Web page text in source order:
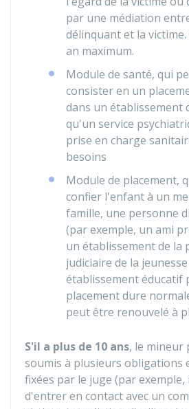
par une médiation
délinquant et la victime.
an maximum.
Module de santé, qui
consister en un
dans un établissement
qu'un service
prise en charge
besoins
Module de placement,
confier l'enfant à un
famille, une personne
(par exemple, un ami
un établissement de la
judiciaire de la
établissement éducatif
placement dure
peut être renouvelé à
S'il a plus de 10 ans, le mineur
soumis à plusieurs obligations
fixées par le juge (par
d'entrer en contact avec un